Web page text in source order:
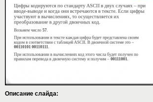
Описание слайда: